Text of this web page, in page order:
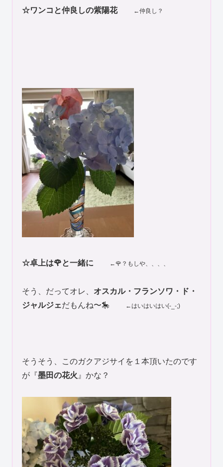
☆ワンコと仲良しの紫陽花 ←仲良し？
☆卓上は🌹と一緒に ←🌹？もしや、、、、
そう、だってオレ、 オスカル・フランソワ・ド・
ジャルジェだもんね〜🎠 ←はいはいはい(-_-;)
そうそう、このガクアジサイを１本頂いたのです
が『墨田の花火 』かな？